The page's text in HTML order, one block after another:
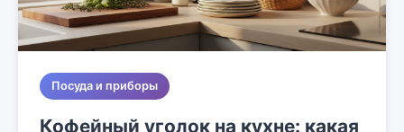
Посуда и приборы
Кофейный уголок на кухне: какая